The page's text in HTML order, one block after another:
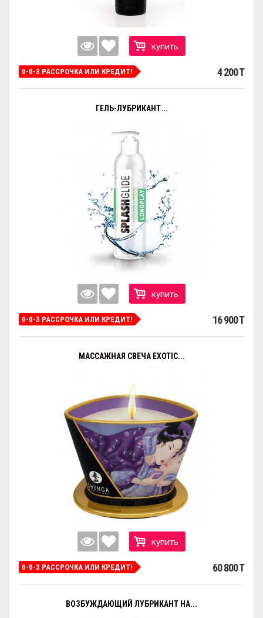
купить
0-0-3 РАССРОЧКА ИЛИ КРЕДИТ! 4 200 T
ГЕЛЬ-ЛУБРИКАНТ...
купить
0-0-3 РАССРОЧКА ИЛИ КРЕДИТ! 16 900 T
МАССАЖНАЯ СВЕЧА EXOTIC...
купить
0-0-3 РАССРОЧКА ИЛИ КРЕДИТ! 60 800 T
ВОЗБУЖДАЮЩИЙ ЛУБРИКАНТ НА...